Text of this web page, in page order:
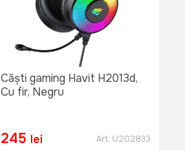
Căști gaming Havit H2013d,
Cu fir, Negru
245 lei Art: U202833